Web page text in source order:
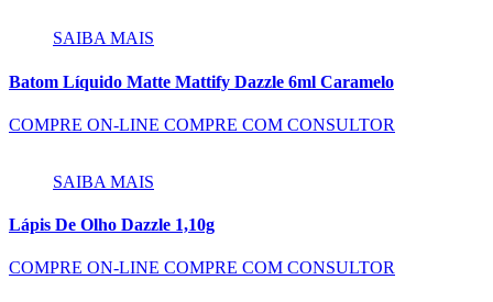
SAIBA MAIS
Batom Líquido Matte Mattify Dazzle 6ml Caramelo
COMPRE ON-LINE COMPRE COM CONSULTOR
SAIBA MAIS
Lápis De Olho Dazzle 1,10g
COMPRE ON-LINE COMPRE COM CONSULTOR